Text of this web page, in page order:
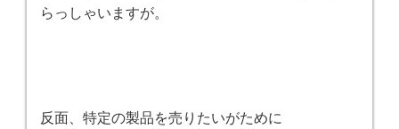
らっしゃいますが。
反面、特定の製品を売りたいがために